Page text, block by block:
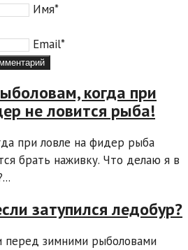
Имя*
Email*
когда при
не ловится рыба!
при ловле на фидер рыба
брать наживку. Что делаю я в
затупился ледобур?
зимними рыболовами